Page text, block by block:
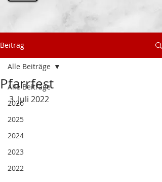
Beitrag
Alle Beiträge
2026
2025
2024
2023
2022
Alle Beiträge
Pfarrfest
3. Juli 2022